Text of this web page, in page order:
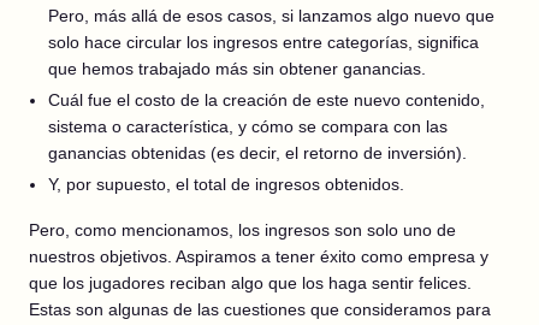
Pero, más allá de esos casos, si lanzamos algo nuevo que
solo hace circular los ingresos entre categorías, significa
que hemos trabajado más sin obtener ganancias.
Cuál fue el costo de la creación de este nuevo contenido,
sistema o característica, y cómo se compara con las
ganancias obtenidas (es decir, el retorno de inversión).
Y, por supuesto, el total de ingresos obtenidos.
Pero, como mencionamos, los ingresos son solo uno de
nuestros objetivos. Aspiramos a tener éxito como empresa y
que los jugadores reciban algo que los haga sentir felices.
Estas son algunas de las cuestiones que consideramos para